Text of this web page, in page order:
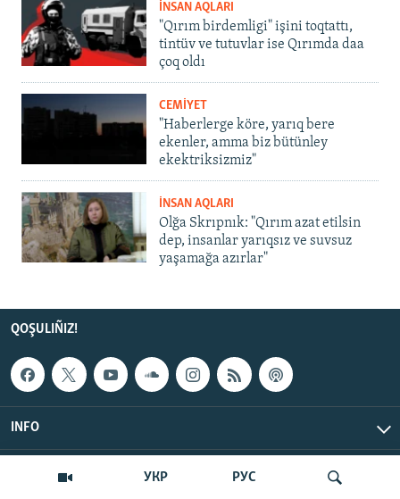
УКР РУС
İNSAN AQLARI
"Qırım birdemligi" işini toqtattı,
tintüv ve tutuvlar ise Qırımda daa
çoq oldı
CEMİYET
"Haberlerge köre, yarıq bere
ekenler, amma biz bütünley
ekektriksizmiz"
İNSAN AQLARI
Olğa Skrıpnık: "Qırım azat etilsin
dep, insanlar yarıqsız ve suvsuz
yaşamağa azırlar"
QOŞULIÑIZ!
INFO
© Qırım.Aqiqat, 2026 | All Rights Reserved.